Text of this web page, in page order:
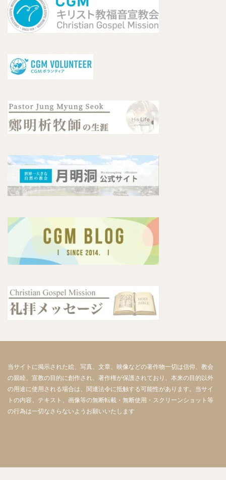
当サイトに掲示された絵、写真、文章、映像などの著作物一切は信仰、教会
の親睦、宣教の目的に創作され、著作権が保護されており、本来の目的以外
の用途に使用される場合は、関連法令に抵触する可能性があります。当サイ
トの内容、テキスト、画像等の無断転載・無断使用・スクリーンショット等
の行為は一切なさらないようお願いいたします